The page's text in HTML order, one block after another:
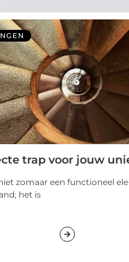
trap voor jouw
zomaar een functioneel
het is